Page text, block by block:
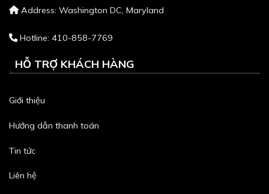
Address: Washington DC, Maryland
Hotline: 410-858-7769
HỖ TRỢ KHÁCH HÀNG
Giới thiệu
Hướng dẫn thanh toán
Tin tức
Liên hệ